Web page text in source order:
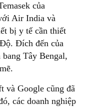
của
Air India và
bị y tế cần thiết
Đích đến của
Tây Bengal,
và Google cũng đã
các doanh nghiệp